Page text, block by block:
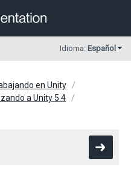
Idioma: Español
en Unity
a Unity 5.4